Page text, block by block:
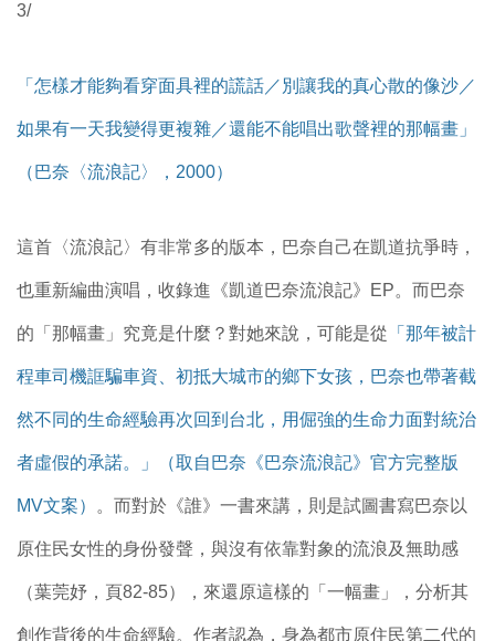
3/
「怎樣才能夠看穿面具裡的謊話／別讓我的真心散的像沙／
如果有一天我變得更複雜／還能不能唱出歌聲裡的那幅畫」
（巴奈〈流浪記〉，2000）
這首〈流浪記〉有非常多的版本，巴奈自己在凱道抗爭時，
也重新編曲演唱，收錄進《凱道巴奈流浪記》EP。而巴奈
的「那幅畫」究竟是什麼？對她來說，可能是從 「那年被計
程車司機誆騙車資、初抵大城市的鄉下女孩，巴奈也帶著截
然不同的生命經驗再次回到台北，用倔強的生命力面對統治
者虛假的承諾。」（取自巴奈《巴奈流浪記》官方完整版
MV文案） 。而對於《誰》一書來講，則是試圖書寫巴奈以
原住民女性的身份發聲，與沒有依靠對象的流浪及無助感
（葉莞妤，頁82-85），來還原這樣的「一幅畫」，分析其
創作背後的生命經驗。作者認為，身為都市原住民第二代的